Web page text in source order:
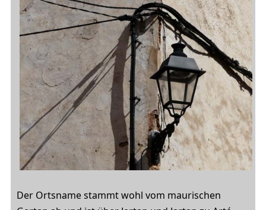
Der Ortsname stammt wohl vom maurischen